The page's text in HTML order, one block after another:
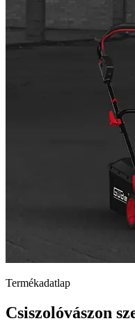
Termékadatlap
Csiszolóvászon